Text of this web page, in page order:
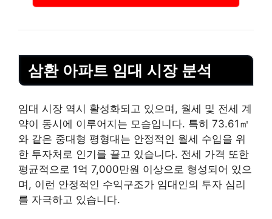
삼환 아파트 임대 시장 분석
임대 시장 역시 활성화되고 있으며, 월세 및 전세 계
약이 동시에 이루어지는 모습입니다. 특히 73.61㎡
와 같은 중대형 평형대는 안정적인 월세 수입을 위
한 투자처로 인기를 끌고 있습니다. 전세 가격 또한
평균적으로 1억 7,000만원 이상으로 형성되어 있으
며, 이런 안정적인 수익구조가 임대인의 투자 심리
를 자극하고 있습니다.